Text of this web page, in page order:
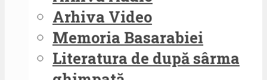
Arhiva Video
Memoria Basarabiei
Literatura de după sârma